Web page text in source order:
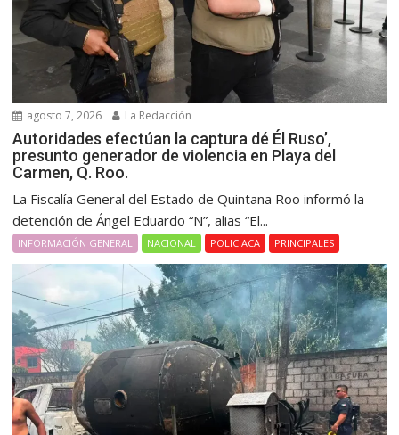
agosto 7, 2026 La Redacción
Autoridades efectúan la captura dé Él Ruso’,
presunto generador de violencia en Playa del
Carmen, Q. Roo.
La Fiscalía General del Estado de Quintana Roo informó la
detención de Ángel Eduardo “N”, alias “El...
INFORMACIÓN GENERAL NACIONAL POLICIACA PRINCIPALES